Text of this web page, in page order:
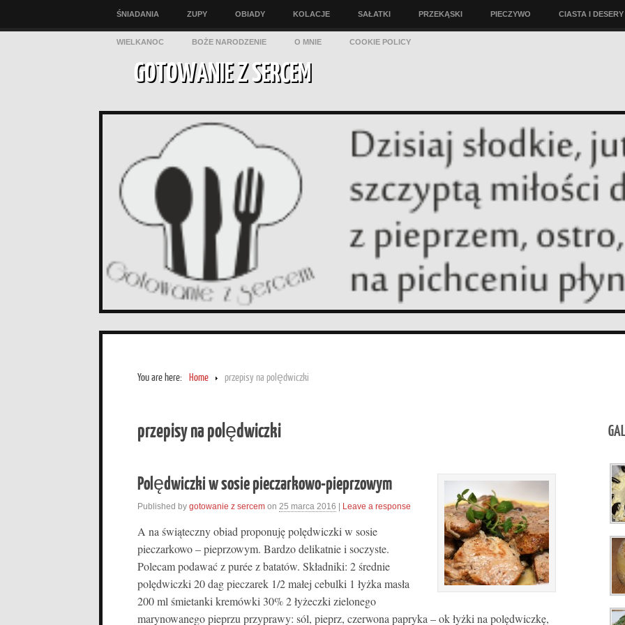
ŚNIADANIA ZUPY OBIADY KOLACJE SAŁATKI PRZEKĄSKI PIECZYWO CIASTA I DESERY
WIELKANOC BOŻE NARODZENIE O MNIE COOKIE POLICY
GOTOWANIE Z SERCEM
You are here: Home przepisy na polędwiczki
przepisy na polędwiczki
Polędwiczki w sosie pieczarkowo-pieprzowym
Published by gotowanie z sercem on 25 marca 2016 | Leave a response
A na świąteczny obiad proponuję polędwiczki w sosie
pieczarkowo – pieprzowym. Bardzo delikatnie i soczyste.
Polecam podawać z purée z batatów. Składniki: 2 średnie
polędwiczki 20 dag pieczarek 1/2 małej cebulki 1 łyżka masła
200 ml śmietanki kremówki 30% 2 łyżeczki zielonego
marynowanego pieprzu przyprawy: sól, pieprz, czerwona papryka – ok łyżki na polędwiczkę,